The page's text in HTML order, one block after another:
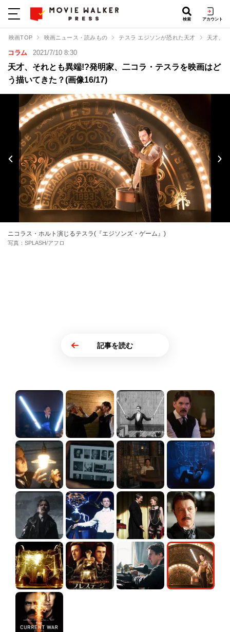
検索 アカウント
映画TOP 映画ニュース・読みもの テスラ エジソンが恐れた天才 天才、
コラム 2021/7/10 8:30
天才、それとも異端!?発明家、二コラ・テスラを映画はど
う描いてきた？(画像16/17)
ニコラス・ホルト演じるテスラ(『エジソンズ・ゲーム』)
写真：SPLASH/アフロ
記事を読む